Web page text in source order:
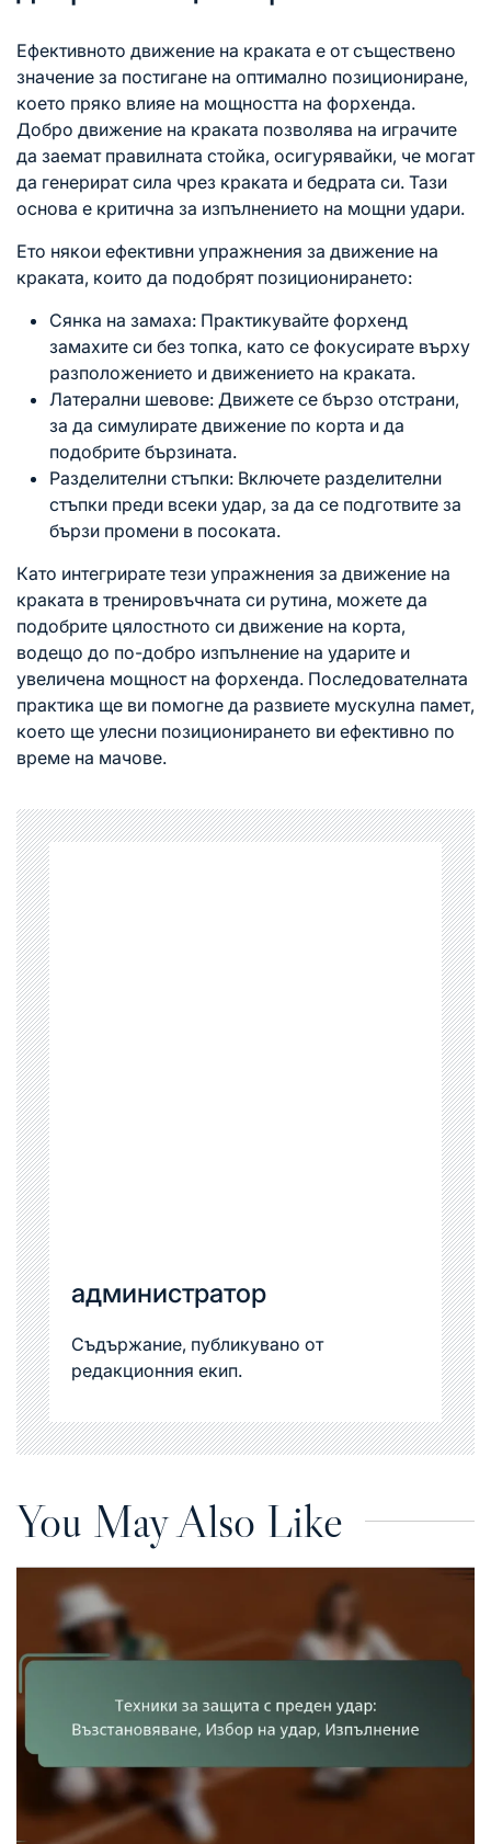
Ефективното движение на краката е от съществено
значение за постигане на оптимално позициониране,
което пряко влияе на мощността на форхенда.
Добро движение на краката позволява на играчите
да заемат правилната стойка, осигурявайки, че могат
да генерират сила чрез краката и бедрата си. Тази
основа е критична за изпълнението на мощни удари.
Ето някои ефективни упражнения за движение на
краката, които да подобрят позиционирането:
Сянка на замаха: Практикувайте форхенд
замахите си без топка, като се фокусирате върху
разположението и движението на краката.
Латерални шевове: Движете се бързо отстрани,
за да симулирате движение по корта и да
подобрите бързината.
Разделителни стъпки: Включете разделителни
стъпки преди всеки удар, за да се подготвите за
бързи промени в посоката.
Като интегрирате тези упражнения за движение на
краката в тренировъчната си рутина, можете да
подобрите цялостното си движение на корта,
водещо до по-добро изпълнение на ударите и
увеличена мощност на форхенда. Последователната
практика ще ви помогне да развиете мускулна памет,
което ще улесни позиционирането ви ефективно по
време на мачове.
администратор
Съдържание, публикувано от
редакционния екип.
You May Also Like